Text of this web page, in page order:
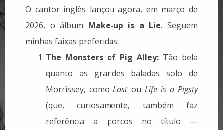
O cantor inglês lançou agora, em março de
2026, o álbum Make-up is a Lie. Seguem
minhas faixas preferidas:
The Monsters of Pig Alley:Tão bela
quanto as grandes baladas solo de
Morrissey, comoLostou Life is a Pigsty
(que, curiosamente, também faz
referência a porcos no título —